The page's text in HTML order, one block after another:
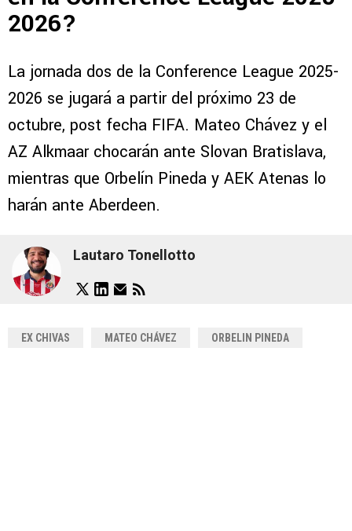
2026?
La jornada dos de la Conference League 2025-
2026 se jugará a partir del próximo 23 de
octubre, post fecha FIFA. Mateo Chávez y el
AZ Alkmaar chocarán ante Slovan Bratislava,
mientras que Orbelín Pineda y AEK Atenas lo
harán ante Aberdeen.
Lautaro Tonellotto
EX CHIVAS MATEO CHÁVEZ ORBELIN PINEDA